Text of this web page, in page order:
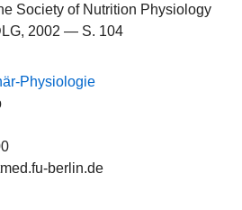
Society of Nutrition Physiology
2002 — S. 104
Physiologie
berlin.de